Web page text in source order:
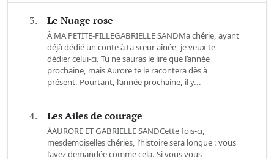
3. Le Nuage rose
À MA PETITE-FILLEGABRIELLE SANDMa chérie, ayant
déjà dédié un conte à ta sœur aînée, je veux te
dédier celui-ci. Tu ne sauras le lire que l’année
prochaine, mais Aurore te le racontera dès à
présent. Pourtant, l’année prochaine, il y...
4. Les Ailes de courage
ÀAURORE ET GABRIELLE SANDCette fois-ci,
mesdemoiselles chéries, l’histoire sera longue : vous
l’avez demandée comme cela. Si vous vous